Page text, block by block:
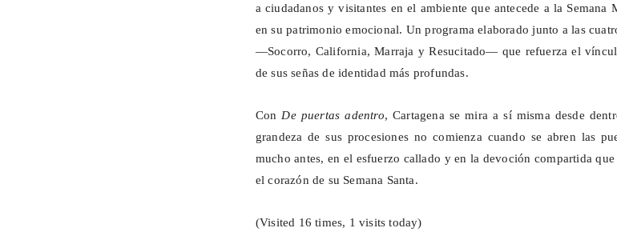
a ciudadanos y visitantes en el ambiente que antecede a la Semana
en su patrimonio emocional. Un programa elaborado junto a las
—Socorro, California, Marraja y Resucitado— que refuerza el
de sus señas de identidad más profundas.
Con De puertas adentro, Cartagena se mira a sí misma desde
grandeza de sus procesiones no comienza cuando se abren las
mucho antes, en el esfuerzo callado y en la devoción compartida que
el corazón de su Semana Santa.
(Visited 16 times, 1 visits today)